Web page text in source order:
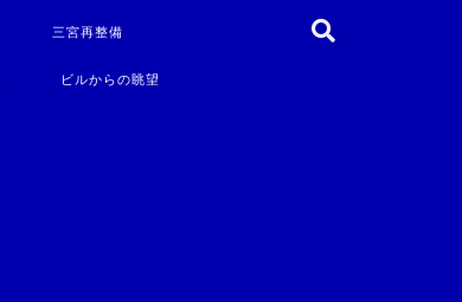
三宮再整備
ビルからの眺望